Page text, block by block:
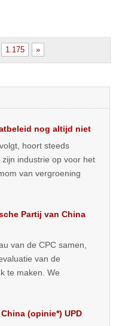
1.175 »
nog altijd niet
hoort steeds
zijn industrie op voor het
van vergroening
Partij van China
van de CPC samen,
van de
te maken. We
(opinie*) UPD